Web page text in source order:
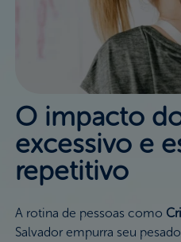
O impacto
excessivo e
repetitivo
A rotina de pessoas como
Salvador empurra seu pesado